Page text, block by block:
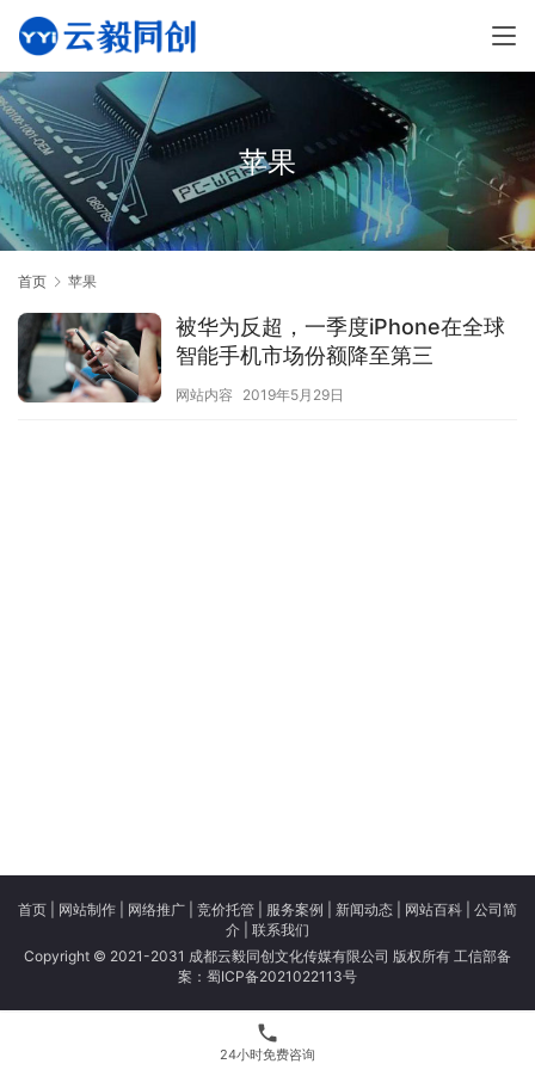
苹果
首页 苹果
被华为反超，一季度iPhone在全球
智能手机市场份额降至第三
网站内容 2019年5月29日
首页 网站制作 网络推广 竞价托管 服务案例 新闻动态 网站百科
公司简
介
联系我们
Copyright © 2021-2031 成都云毅同创文化传媒有限公司 版权所有 工信部备
案： 蜀ICP备2021022113号
phone
24小时免费咨询